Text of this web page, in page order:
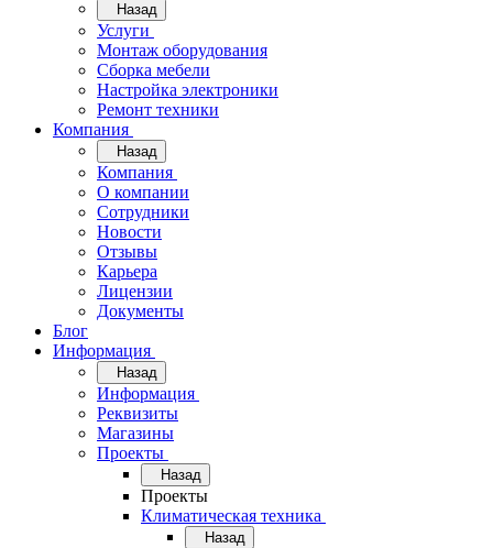
Назад
Услуги
Монтаж оборудования
Сборка мебели
Настройка электроники
Ремонт техники
Компания
Назад
Компания
О компании
Сотрудники
Новости
Отзывы
Карьера
Лицензии
Документы
Блог
Информация
Назад
Информация
Реквизиты
Магазины
Проекты
Назад
Проекты
Климатическая техника
Назад